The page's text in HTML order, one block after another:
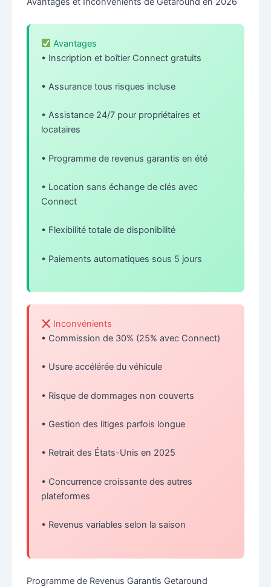
Avantages
• Inscription et boîtier Connect gratuits
• Assurance tous risques incluse
• Assistance 24/7 pour propriétaires et
locataires
• Programme de revenus garantis en été
• Location sans échange de clés avec
Connect
• Flexibilité totale de disponibilité
• Paiements automatiques sous 5 jours
Inconvénients
• Commission de 30% (25% avec Connect)
• Usure accélérée du véhicule
• Risque de dommages non couverts
• Gestion des litiges parfois longue
• Retrait des États-Unis en 2025
• Concurrence croissante des autres
plateformes
• Revenus variables selon la saison
Programme de Revenus Garantis Getaround